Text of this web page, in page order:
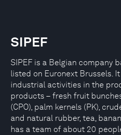
SIPEF
SIPEF is a Belgian company
listed on Euronext Brussels.
industrial activities in the
products – fresh fruit
(CPO), palm kernels (PK),
and natural rubber, tea,
has a team of about 20